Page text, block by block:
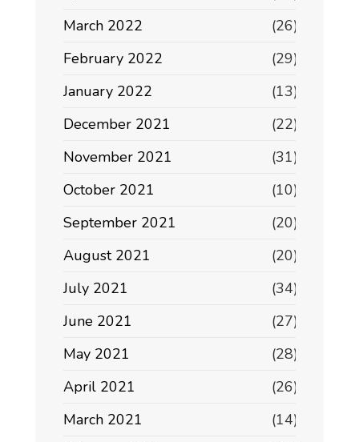
March 2022
(26)
February 2022
(29)
January 2022
(13)
December 2021
(22)
November 2021
(31)
October 2021
(10)
September 2021
(20)
August 2021
(20)
July 2021
(34)
June 2021
(27)
May 2021
(28)
April 2021
(26)
March 2021
(14)